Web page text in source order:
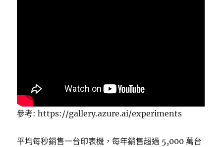
參考: https://gallery.azure.ai/experiments
平均每秒銷售一台印表機，每年銷售超過 5,000 萬台